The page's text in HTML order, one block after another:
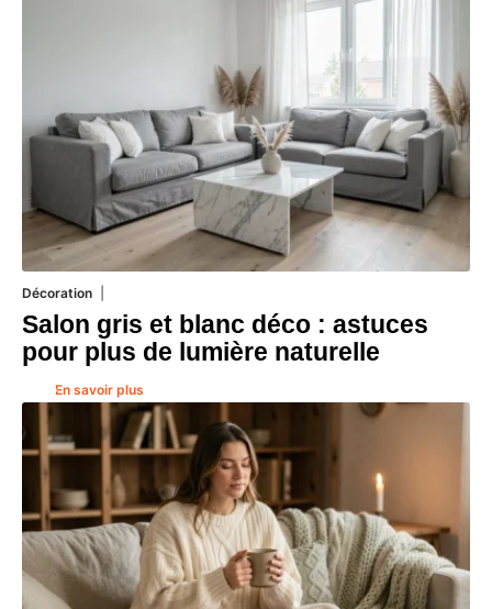
Décoration
Salon gris et blanc déco : astuces
pour plus de lumière naturelle
En savoir plus